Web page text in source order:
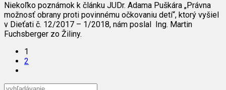
Niekoľko poznámok k článku JUDr. Adama Puškára „Právna
možnosť obrany proti povinnému očkovaniu detí“, ktorý vyšiel
v Dieťati č. 12/2017 – 1/2018, nám poslal Ing. Martin
Fuchsberger zo Žiliny.
1
2